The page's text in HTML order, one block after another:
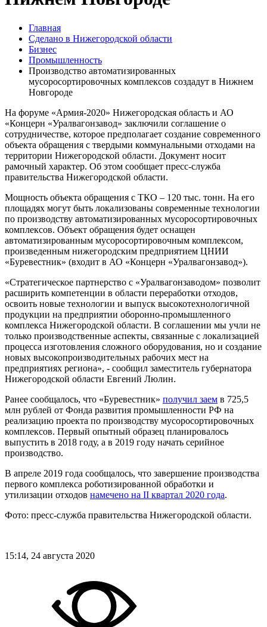
Главная
Сделано в Нижегородской области
Бизнес
Промышленность
Производство автоматизированных
мусоросортировочных комплексов создадут в Нижнем
Новгороде
На форуме «Армия-2020» Нижегородская область и АО
«Концерн «Уралвагонзавод» заключили соглашение о
сотрудничестве, которое предполагает создание современного
объекта обращения с твердыми коммунальными отходами на
территории Нижегородской области. Документ носит
рамочный характер. Об этом сообщает пресс-служба
правительства Нижегородской области.
Мощность объекта обращения с ТКО – 120 тыс. тонн. На его
площадях могут быть локализованы современные технологии
по производству автоматизированных мусоросортировочных
комплексов. Объект обращения будет оснащен
автоматизированным мусоросортировочным комплексом,
произведенным нижегородским предприятием ЦНИИ
«Буревестник» (входит в АО «Концерн «Уралвагонзавод»).
«Стратегическое партнерство с «Уралвагонзаводом» позволит
расширить компетенции в области переработки отходов,
освоить новые технологии и выпуск высокотехнологичной
продукции на предприятии оборонно-промышленного
комплекса Нижегородской области. В соглашении мы учли не
только производственные аспекты, связанные с локализацией
процесса изготовления сложного оборудования, но и создание
новых высокопроизводительных рабочих мест на
предприятиях региона», - сообщил заместитель губернатора
Нижегородской области Евгений Люлин.
Ранее сообщалось, что «Буревестник» получил заем в 725,5
млн рублей от Фонда развития промышленности РФ на
реализацию проекта по производству мусоросортировочных
комплексов. Первый опытный образец планировалось
выпустить в 2018 году, а в 2019 году начать серийное
производство.
В апреле 2019 года сообщалось, что завершение производства
первого комплекса роботизированной обработки и
утилизации отходов намечено на II квартал 2020 года.
Фото: пресс-служба правительства Нижегородской области.
15:14, 24 августа 2020